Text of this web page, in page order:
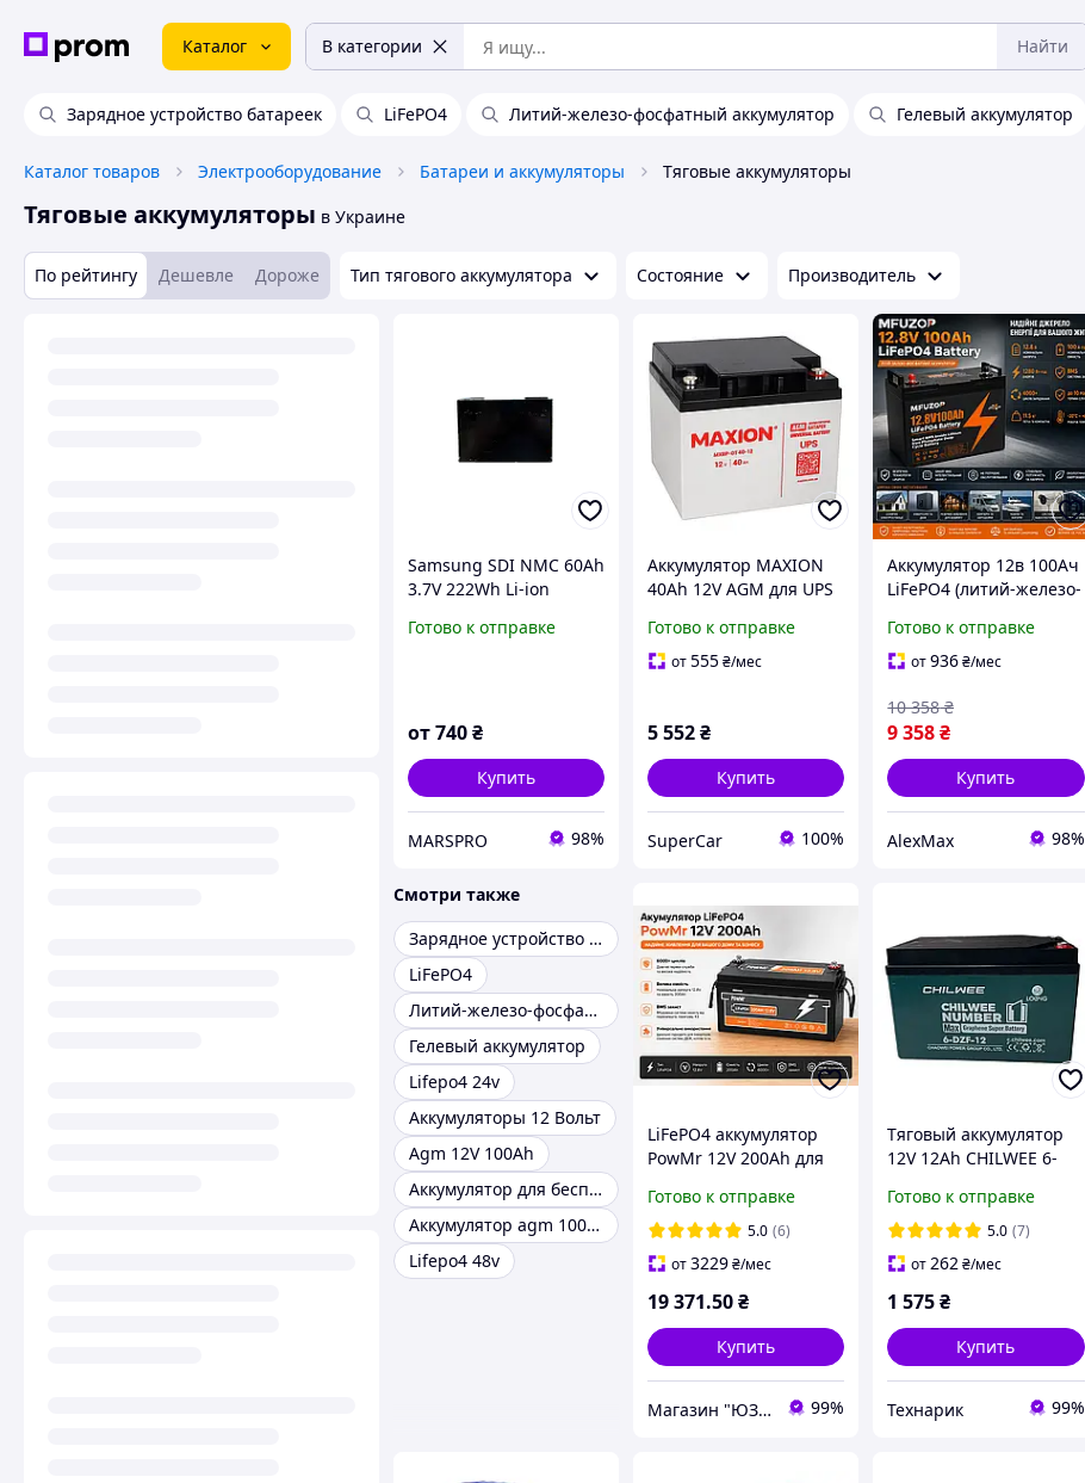
Каталог В категории Найти
Зарядное устройство батареек LiFePO4 Литий-железо-фосфатный аккумулятор Гелевый аккумулятор
Каталог товаров Электрооборудование Батареи и аккумуляторы Тяговые аккумуляторы
Тяговые аккумуляторы в Украине
По рейтингу Дешевле Дороже Тип тягового аккумулятора Состояние Производитель
Samsung SDI NMC 60Ah
3.7V 222Wh Li-ion
аккумуляторов
Готово к отправке
от740₴
Купить
MARSPRO 98%
Аккумулятор MAXION
40Ah 12V AGM для UPS
безопасности и
резервного питания
Готово к отправке
от555₴/мес
5 552₴
Купить
SuperCar 100%
Аккумулятор 12в 100Ач
LiFePO4 (литий-железо-
12.8V 100Ah с BMS
Готово к отправке
от936₴/мес
9 358₴
10 358 ₴
Купить
AlexMax 98%
Смотри также
Зарядное устройство батареек
LiFePO4
Литий-железо-фосфатный аккумулятор
Гелевый аккумулятор
Lifepo4 24v
Аккумуляторы 12 Вольт
Agm 12V 100Ah
Аккумулятор для бесперебойника
Аккумулятор agm 100ah
Lifepo4 48v
LiFePO4 аккумулятор
PowMr 12V 200Ah для
солнечных систем
Готово к отправке
5.0 (6)
от3229₴/мес
19 371.50₴
Купить
Магазин "ЮЗЕР" 99%
Тяговый аккумулятор
12V 12Ah CHILWEE 6-
свинцово-кислотный)
AGM 12V12Ah
Готово к отправке
5.0 (7)
от262₴/мес
1 575₴
Купить
Технарик 99%